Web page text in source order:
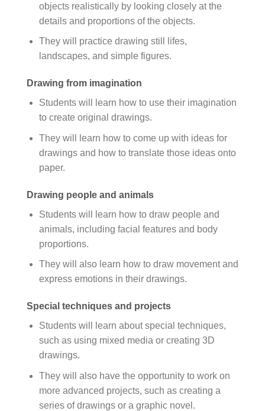
objects realistically by looking closely at the
details and proportions of the objects.
They will practice drawing still lifes,
landscapes, and simple figures.
Drawing from imagination
Students will learn how to use their imagination
to create original drawings.
They will learn how to come up with ideas for
drawings and how to translate those ideas onto
paper.
Drawing people and animals
Students will learn how to draw people and
animals, including facial features and body
proportions.
They will also learn how to draw movement and
express emotions in their drawings.
Special techniques and projects
Students will learn about special techniques,
such as using mixed media or creating 3D
drawings.
They will also have the opportunity to work on
more advanced projects, such as creating a
series of drawings or a graphic novel.